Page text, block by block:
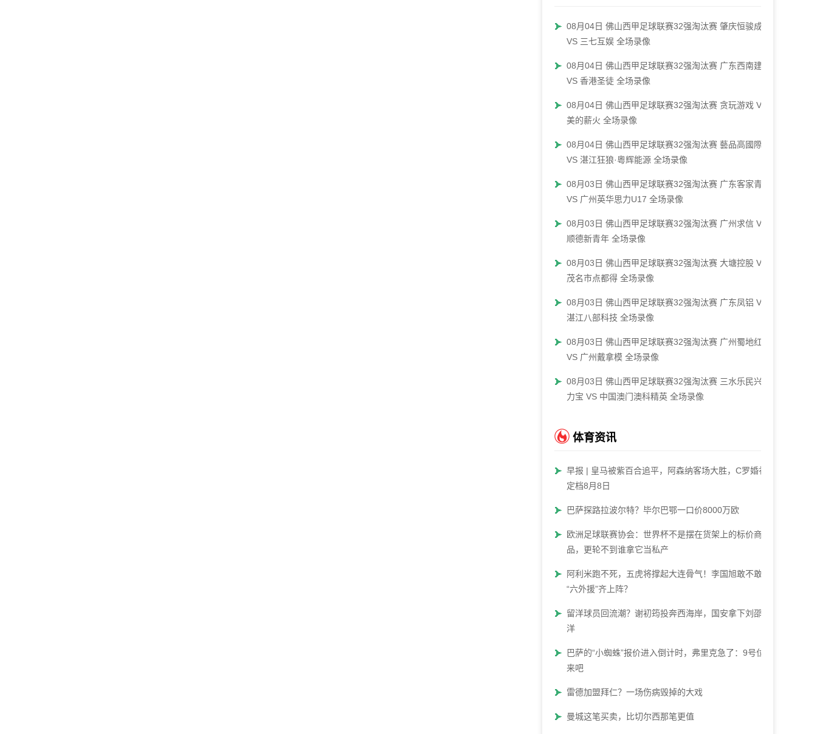
08月04日 佛山西甲足球联赛32强淘汰赛 肇庆恒骏成
VS 三七互娱 全场录像
08月04日 佛山西甲足球联赛32强淘汰赛 广东西南建设
VS 香港圣徒 全场录像
08月04日 佛山西甲足球联赛32强淘汰赛 贪玩游戏 VS
美的薪火 全场录像
08月04日 佛山西甲足球联赛32强淘汰赛 藝品高國際
VS 湛江狂狼·粵辉能源 全场录像
08月03日 佛山西甲足球联赛32强淘汰赛 广东客家青年
VS 广州英华思力U17 全场录像
08月03日 佛山西甲足球联赛32强淘汰赛 广州求信 VS
顺德新青年 全场录像
08月03日 佛山西甲足球联赛32强淘汰赛 大塘控股 VS
茂名市点都得 全场录像
08月03日 佛山西甲足球联赛32强淘汰赛 广东凤铝 VS
湛江八部科技 全场录像
08月03日 佛山西甲足球联赛32强淘汰赛 广州蜀地红
VS 广州戴拿模 全场录像
08月03日 佛山西甲足球联赛32强淘汰赛 三水乐民兴健
力宝 VS 中国澳门澳科精英 全场录像
体育资讯
早报 | 皇马被紫百合追平，阿森纳客场大胜，C罗婚礼
定档8月8日
巴萨探路拉波尔特？毕尔巴鄂一口价8000万欧
欧洲足球联赛协会：世界杯不是摆在货架上的标价商
品，更轮不到谁拿它当私产
阿利米跑不死，五虎将撑起大连骨气！李国旭敢不敢让
“六外援”齐上阵？
留洋球员回流潮？谢初筠投奔西海岸，国安拿下刘邵子
洋
巴萨的“小蜘蛛”报价进入倒计时，弗里克急了：9号位快
来吧
雷德加盟拜仁？一场伤病毁掉的大戏
曼城这笔买卖，比切尔西那笔更值